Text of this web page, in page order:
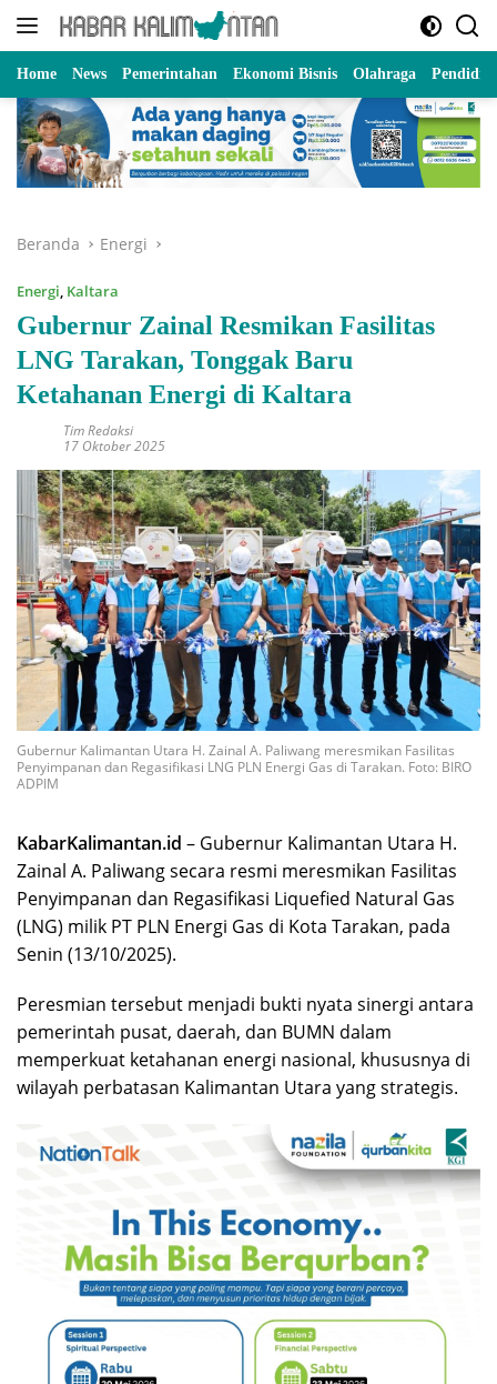
Langsung
Home News Pemerintahan Ekonomi Bisnis Olahraga
Beranda Energi
Energi, Kaltara
Gubernur Zainal Resmikan Fasilitas
LNG Tarakan, Tonggak Baru
Ketahanan Energi di Kaltara
Tim Redaksi
17 Oktober 2025
Gubernur Kalimantan Utara H. Zainal A. Paliwang meresmikan Fasilitas
Penyimpanan dan Regasifikasi LNG PLN Energi Gas di Tarakan. Foto: BIRO
ADPIM
KabarKalimantan.id – Gubernur Kalimantan Utara H.
Zainal A. Paliwang secara resmi meresmikan Fasilitas
Penyimpanan dan Regasifikasi Liquefied Natural Gas
(LNG) milik PT PLN Energi Gas di Kota Tarakan, pada
Senin (13/10/2025).
Peresmian tersebut menjadi bukti nyata sinergi antara
pemerintah pusat, daerah, dan BUMN dalam
memperkuat ketahanan energi nasional, khususnya di
wilayah perbatasan Kalimantan Utara yang strategis.